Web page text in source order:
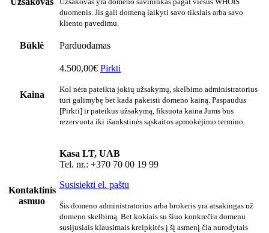
duomenis. Jis gali domeną laikyti savo tikslais arba savo
kliento pavedimu.
Būklė Parduodamas
Kaina
4.500,00€ Pirkti
Kol nėra pateikta jokių užsakymų, skelbimo administratorius
turi galimybę bet kada pakeisti domeno kainą. Paspaudus
[Pirkti] ir pateikus užsakymą, fiksuota kaina Jums bus
rezervuota iki išankstinės sąskaitos apmokėjimo termino.
Kontaktinis
asmuo
Kasa LT, UAB
Tel. nr.: +370 70 00 19 99
Susisiekti el. paštu
Šis domeno administratorius arba brokeris yra atsakingas už
domeno skelbimą. Bet kokiais su šiuo konkrečiu domenu
susijusiais klausimais kreipkitės į šį asmenį čia nurodytais